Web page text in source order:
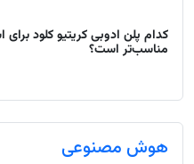
کدام پلن ادوبی کریتیو کلود
مناسب‌تر است؟
هوش مصنوعی